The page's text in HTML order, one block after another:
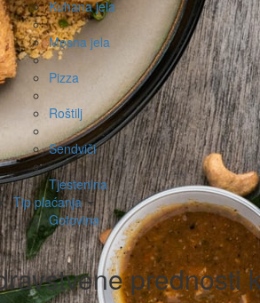
Kuhana jela
Mesna jela
Pizza
Roštilj
Sendviči
Tjestenina
Tip plaćanja
Gotovina
prednosti